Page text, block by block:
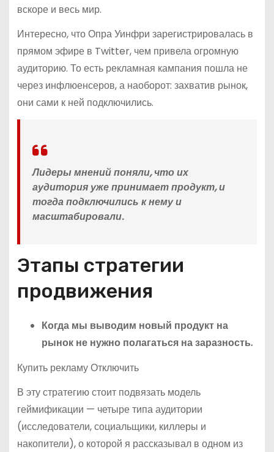
вскоре и весь мир.
Интересно, что Опра Уинфри зарегистрировалась в
прямом эфире в Twitter, чем привела огромную
аудиторию. То есть рекламная кампания пошла не
через инфлюенсеров, а наоборот: захватив рынок,
они сами к ней подключились.
Лидеры мнений поняли, что их
аудитория уже принимает продукт, и
тогда подключились к нему и
масштабировали.
Этапы стратегии
продвижения
Когда мы выводим новый продукт на
рынок не нужно полагаться на заразность.
Купить рекламу Отключить
В эту стратегию стоит подвязать модель
геймификации — четыре типа аудитории
(исследователи, социальщики, киллеры и
накопители), о которой я рассказывал в одном из